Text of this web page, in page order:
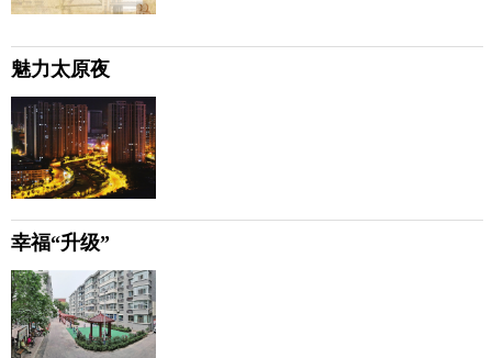
魅力太原夜
幸福“升级”